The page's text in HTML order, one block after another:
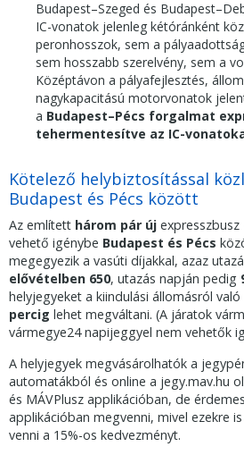
Budapest–Szeged és
IC-vonatok jelenleg kétóránként
peronhosszok, sem a
sem hosszabb szerelvény, sem a
Középtávon a pályafejlesztés,
nagykapacitású motorvonatok
a Budapest–Pécs forgalmat
tehermentesítve az IC-
Kötelező helybiztosítással
Budapest és Pécs között
Az említett három pár új expresszbusz
vehető igénybe Budapest és Pécs
megegyezik a vasúti díjakkal, azaz
elővételben 650, utazás napján pedig
helyjegyeket a kiindulási állomásról való
percig lehet megváltani. (A járatok
vármegye24 napijeggyel nem vehetők
A helyjegyek megvásárolhatók a
automatákból és online a jegy.mav.hu
és MÁVPlusz applikációban, de
applikációban megvenni, mivel ezekre
venni a 15%-os kedvezményt.